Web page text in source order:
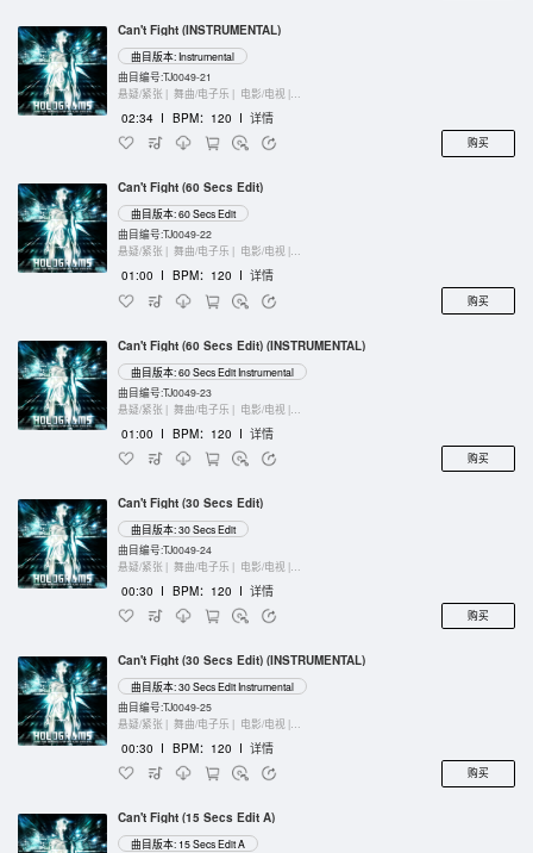
Can't Fight (INSTRUMENTAL)
曲目版本: Instrumental
曲目编号:TJ0049-21
悬疑/紧张 | 舞曲/电子乐 | 电影/电视 |
02:34 I BPM：120 I 详情
购买
Can't Fight (60 Secs Edit)
曲目版本: 60 Secs Edit
曲目编号:TJ0049-22
悬疑/紧张 | 舞曲/电子乐 | 电影/电视 |
01:00 I BPM：120 I 详情
购买
Can't Fight (60 Secs Edit) (INSTRUMENTAL)
曲目版本: 60 Secs Edit Instrumental
曲目编号:TJ0049-23
悬疑/紧张 | 舞曲/电子乐 | 电影/电视 |
01:00 I BPM：120 I 详情
购买
Can't Fight (30 Secs Edit)
曲目版本: 30 Secs Edit
曲目编号:TJ0049-24
悬疑/紧张 | 舞曲/电子乐 | 电影/电视 |
00:30 I BPM：120 I 详情
购买
Can't Fight (30 Secs Edit) (INSTRUMENTAL)
曲目版本: 30 Secs Edit Instrumental
曲目编号:TJ0049-25
悬疑/紧张 | 舞曲/电子乐 | 电影/电视 |
00:30 I BPM：120 I 详情
购买
Can't Fight (15 Secs Edit A)
曲目版本: 15 Secs Edit A